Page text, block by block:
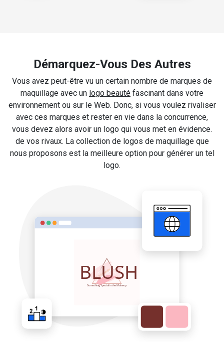
Démarquez-Vous Des Autres
Vous avez peut-être vu un certain nombre de marques de
maquillage avec un logo beauté fascinant dans votre
environnement ou sur le Web. Donc, si vous voulez rivaliser
avec ces marques et rester en vie dans la concurrence,
vous devez alors avoir un logo qui vous met en évidence.
de vos rivaux. La collection de logos de maquillage que
nous proposons est la meilleure option pour générer un tel
logo.